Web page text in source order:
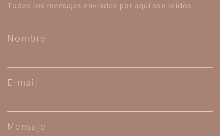
Todos los mensajes enviados por aquí son leídos.
Nombre
E-mail
Mensaje